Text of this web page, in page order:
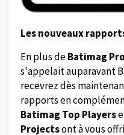
Les nouveaux
En plus deBatimag
s'appelait auparavant
recevrez dès
rapports en
Batimag Top Players
Projectsont à vous